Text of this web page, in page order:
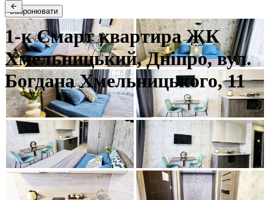
1-к Смарт квартира ЖК
Хмельницький, Дніпро, вул.
Богдана Хмельницького, 11
Забронювати